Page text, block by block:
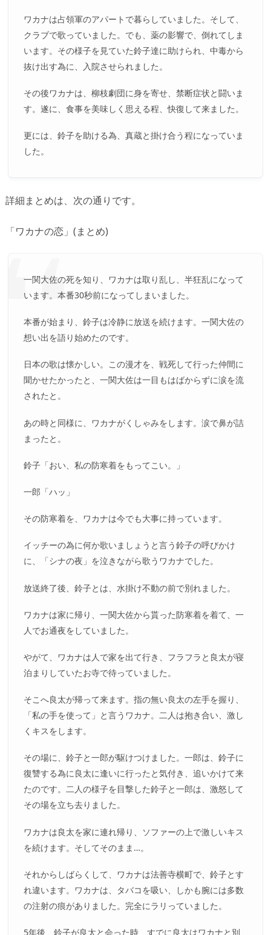
ワカナは占領軍のアパートで暮らしていました。そして、
クラブで歌っていました。でも、薬の影響で、倒れてしま
います。その様子を見ていた鈴子達に助けられ、中毒から
抜け出す為に、入院させられました。
その後ワカナは、柳枝劇団に身を寄せ、禁断症状と闘いま
す。遂に、食事を美味しく思える程、快復して来ました。
更には、鈴子を助ける為、真蔵と掛け合う程になっていま
した。
詳細まとめは、次の通りです。
「ワカナの恋」(まとめ)
一関大佐の死を知り、ワカナは取り乱し、半狂乱になって
います。本番30秒前になってしまいました。
本番が始まり、鈴子は冷静に放送を続けます。一関大佐の
想い出を語り始めたのです。
日本の歌は懐かしい。この漫才を、戦死して行った仲間に
聞かせたかったと、一関大佐は一目もはばからずに涙を流
されたと。
あの時と同様に、ワカナがくしゃみをします。涙で鼻が詰
まったと。
鈴子「おい、私の防寒着をもってこい。」
一郎「ハッ」
その防寒着を、ワカナは今でも大事に持っています。
イッチーの為に何か歌いましょうと言う鈴子の呼びかけ
に、「シナの夜」を泣きながら歌うワカナでした。
放送終了後、鈴子とは、水掛け不動の前で別れました。
ワカナは家に帰り、一関大佐から貰った防寒着を着て、一
人でお通夜をしていました。
やがて、ワカナは人で家を出て行き、フラフラと良太が寝
泊まりしていたお寺で待っていました。
そこへ良太が帰って来ます。指の無い良太の左手を握り、
「私の手を使って」と言うワカナ。二人は抱き合い、激し
くキスをします。
その場に、鈴子と一郎が駆けつけました。一郎は、鈴子に
復讐する為に良太に逢いに行ったと気付き、追いかけて来
たのです。二人の様子を目撃した鈴子と一郎は、激怒して
その場を立ち去りました。
ワカナは良太を家に連れ帰り、ソファーの上で激しいキス
を続けます。そしてそのまま…。
それからしばらくして、ワカナは法善寺横町で、鈴子とす
れ違います。ワカナは、タバコを吸い、しかも腕には多数
の注射の痕がありました。完全にラリっていました。
5年後、鈴子が良太と会った時、すでに良太はワカナと別